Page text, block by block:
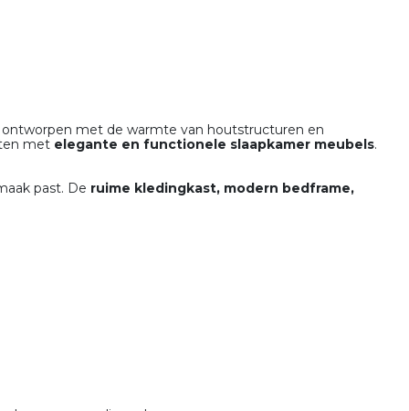
ontworpen met de warmte van houtstructuren en
met elegante en functionele slaapkamer meubels.
past. De ruime kledingkast, modern bedframe,